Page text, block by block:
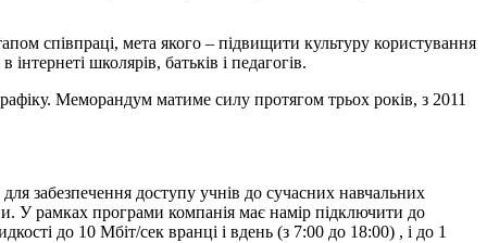
співпраці, мета якого – підвищити культуру користування
школярів, батьків і педагогів.
Меморандум матиме силу протягом трьох років, з 2011
забезпечення доступу учнів до сучасних навчальних
У рамках програми компанія має намір підключити до
до 10 Мбіт/сек вранці і вдень (з 7:00 до 18:00) , і до 1